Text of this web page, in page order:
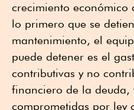
crecimiento económico
lo primero que se
mantenimiento, el
puede detener es el
contributivas y no
financiero de la deuda,
comprometidas por ley